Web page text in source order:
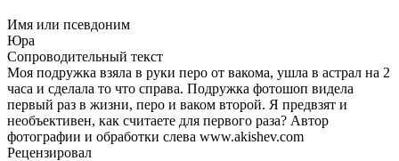
Имя или псевдоним
Юра
Сопроводительный текст
Моя подружка взяла в руки перо от вакома, ушла в астрал на 2
часа и сделала то что справа. Подружка фотошоп видела
первый раз в жизни, перо и ваком второй. Я предвзят и
необъективен, как считаете для первого раза? Автор
фотографии и обработки слева www.akishev.com
Рецензировал